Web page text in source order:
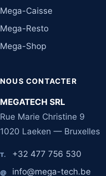
Mega-Caisse
Mega-Resto
Mega-Shop
NOUS CONTACTER
MEGATECH SRL
Rue Marie Christine 9
1020 Laeken — Bruxelles
T. +32 477 756 530
@ info@mega-tech.be